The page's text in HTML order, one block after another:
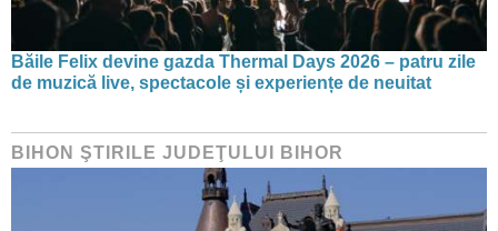
Băile Felix devine gazda Thermal Days 2026 – patru zile
de muzică live, spectacole și experiențe de neuitat
BIHON ŞTIRILE JUDEŢULUI BIHOR